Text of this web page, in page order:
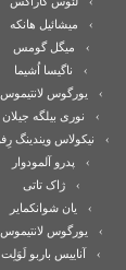
میشائیل هانکه
میگل گومس
ناگیسا اُشیما
یورگوس لانتیموس
نوری بیلگه جیلان
نیکولاس ویندینگ رِفن
پدرو آلمودوار
ژاک تاتی
یان شوانکمایر
یورگوس لانتیموس
آناییس باربو لَوَلِت